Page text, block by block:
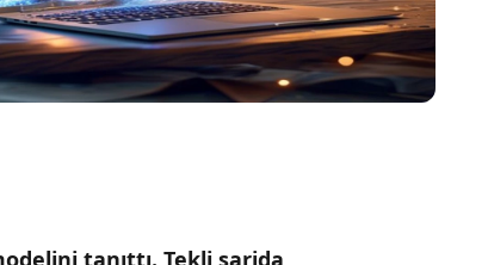
tanıttı. Tekli şarjda